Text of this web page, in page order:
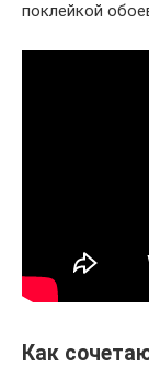
поклейкой
Как